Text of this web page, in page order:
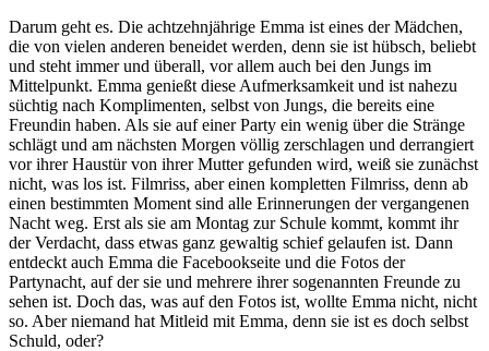
Darum geht es. Die achtzehnjährige Emma ist eines der Mädchen,
die von vielen anderen beneidet werden, denn sie ist hübsch, beliebt
und steht immer und überall, vor allem auch bei den Jungs im
Mittelpunkt. Emma genießt diese Aufmerksamkeit und ist nahezu
süchtig nach Komplimenten, selbst von Jungs, die bereits eine
Freundin haben. Als sie auf einer Party ein wenig über die Stränge
schlägt und am nächsten Morgen völlig zerschlagen und derrangiert
vor ihrer Haustür von ihrer Mutter gefunden wird, weiß sie zunächst
nicht, was los ist. Filmriss, aber einen kompletten Filmriss, denn ab
einen bestimmten Moment sind alle Erinnerungen der vergangenen
Nacht weg. Erst als sie am Montag zur Schule kommt, kommt ihr
der Verdacht, dass etwas ganz gewaltig schief gelaufen ist. Dann
entdeckt auch Emma die Facebookseite und die Fotos der
Partynacht, auf der sie und mehrere ihrer sogenannten Freunde zu
sehen ist. Doch das, was auf den Fotos ist, wollte Emma nicht, nicht
so. Aber niemand hat Mitleid mit Emma, denn sie ist es doch selbst
Schuld, oder?